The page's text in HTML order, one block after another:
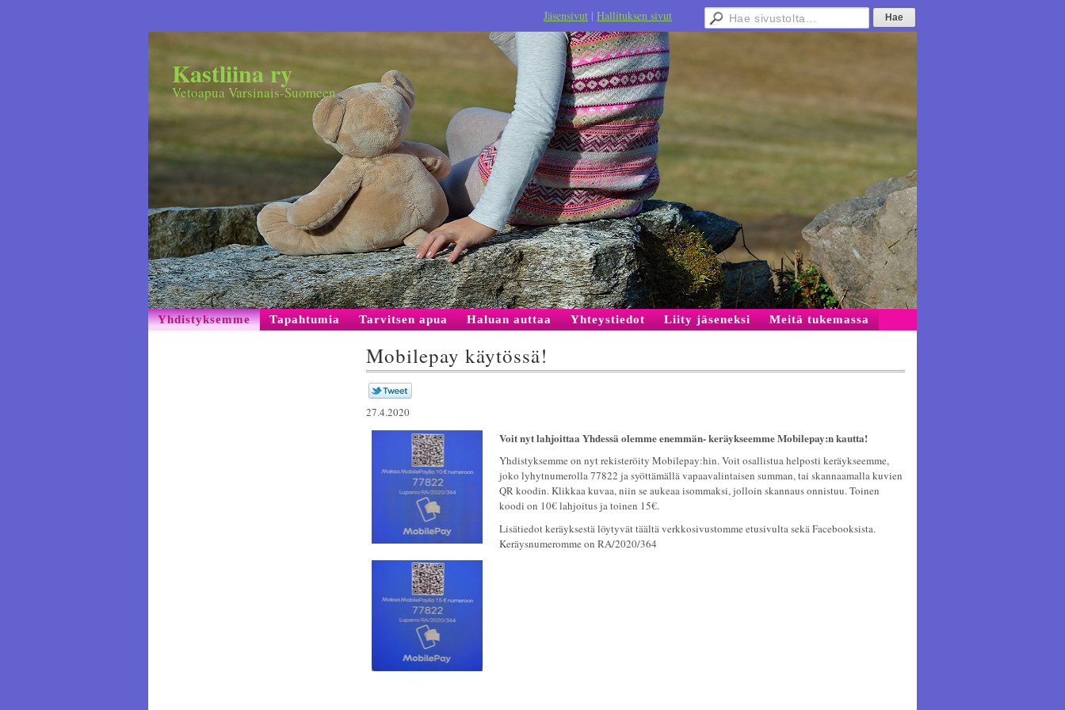
Jäsensivut | Hallituksen sivut
Kastliina ry
Vetoapua Varsinais-Suomeen
Yhdistyksemme Tapahtumia Tarvitsen apua Haluan auttaa Yhteystiedot Liity jäseneksi Meitä tukemassa
Mobilepay käytössä!
27.4.2020
Voit nyt lahjoittaa Yhdessä olemme enemmän- keräykseemme Mobilepay:n kautta!
Yhdistyksemme on nyt rekisteröity Mobilepay:hin. Voit osallistua helposti keräykseemme,
joko lyhytnumerolla 77822 ja syöttämällä vapaavalintaisen summan, tai skannaamalla kuvien
QR koodin. Klikkaa kuvaa, niin se aukeaa isommaksi, jolloin skannaus onnistuu. Toinen
koodi on 10€ lahjoitus ja toinen 15€.
Lisätiedot keräyksestä löytyvät täältä verkkosivustomme etusivulta sekä Facebooksista.
Keräysnumeromme on RA/2020/364